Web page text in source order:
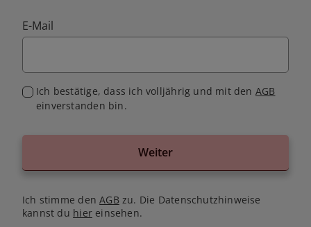
E-Mail
Ich bestätige, dass ich volljährig und mit den AGB
einverstanden bin.
Weiter
Ich stimme denAGB zu. Die Datenschutzhinweise
kannst du hiereinsehen.